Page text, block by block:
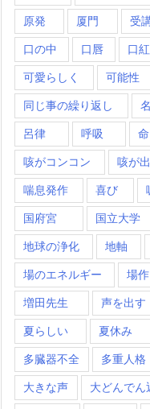
原発 厦門 受
口の中 口唇 口紅
可愛らしく 可能性
同じ事の繰り返し
呂律 呼吸 命
咳がコンコン 咳が
喘息発作 喜び
国府宮 国立大学
地球の浄化 地軸
場のエネルギー 場作
増田先生 声を出す
夏らしい 夏休み
多臓器不全 多重人格
大きな声 大どんでん